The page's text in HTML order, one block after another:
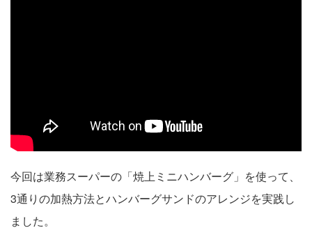
今回は業務スーパーの「焼上ミニハンバーグ」を使って、
3通りの加熱方法とハンバーグサンドのアレンジを実践し
ました。